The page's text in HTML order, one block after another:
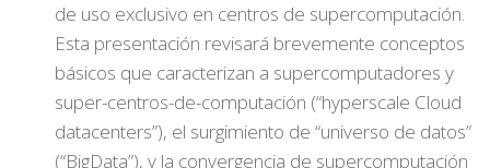
de uso exclusivo en centros de supercomputación.
Esta presentación revisará brevemente conceptos
básicos que caracterizan a supercomputadores y
super-centros-de-computación (“hyperscale Cloud
datacenters”), el surgimiento de “universo de datos”
(“BigData”), y la convergencia de supercomputación